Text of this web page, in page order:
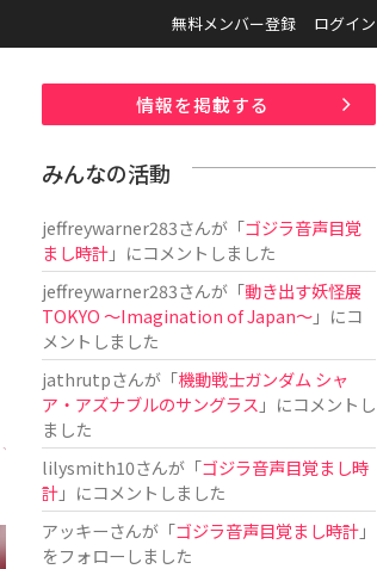
無料メンバー登録 ログイン
情報を掲載する
みんなの活動
jeffreywarner283さんが「ゴジラ音声目覚
まし時計」にコメントしました
jeffreywarner283さんが「動き出す妖怪展
TOKYO 〜Imagination of Japan〜」にコ
メントしました
jathrutpさんが「機動戦士ガンダム シャ
ア・アズナブルのサングラス 」にコメントし
ました
lilysmith10さんが「ゴジラ音声目覚まし時
計」にコメントしました
アッキーさんが「ゴジラ音声目覚まし時計」
をフォローしました